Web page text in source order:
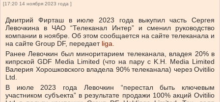
[17:20 14 ноября 2023 года ]
Дмитрий Фирташ в июле 2023 года выкупил часть Сергея
Левочкина в ЧАО “Телеканал Интер” и сменил руководство
компании в ноябре. Об этом сообщается на сайте телеканала и
на сайте Group DF, передает liga.
Ранее Левочкин был миноритарием телеканала, владея 20% в
кипрской GDF Media Limited (что на пару с K.H. Media Limited
Валерия Хорошковского владела 90% телеканала) через Ovitilio
Ltd.
В июле 2023 года Левочкин “перестал быть ключевым
участником субъекта” в результате продажи 100% акций Ovitilio